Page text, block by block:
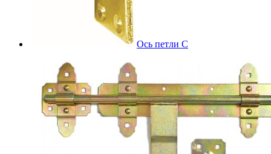
Ось петли С